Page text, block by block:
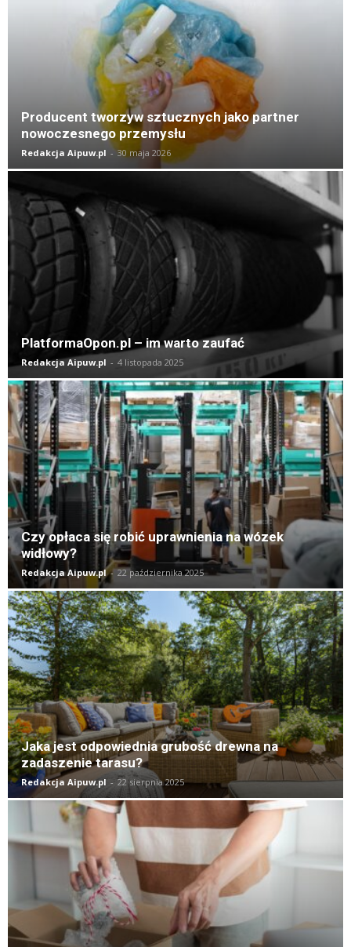
Producent tworzyw sztucznych jako partner
nowoczesnego przemysłu
Redakcja Aipuw.pl - 30 maja 2026
PlatformaOpon.pl – im warto zaufać
Redakcja Aipuw.pl - 4 listopada 2025
Czy opłaca się robić uprawnienia na wózek
widłowy?
Redakcja Aipuw.pl - 22 października 2025
Jaka jest odpowiednia grubość drewna na
zadaszenie tarasu?
Redakcja Aipuw.pl - 22 sierpnia 2025